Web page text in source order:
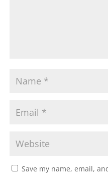
Save my name, email,